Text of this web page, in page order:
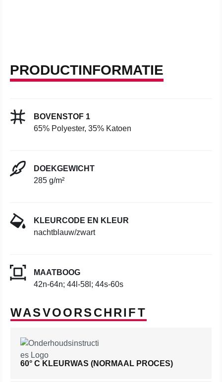
PRODUCTINFORMATIE
BOVENSTOF 1
65% Polyester, 35% Katoen
DOEKGEWICHT
285 g/m²
KLEURCODE EN KLEUR
nachtblauw/zwart
MAATBOOG
42n-64n; 44l-58l; 44s-60s
WASVOORSCHRIFT
60° C KLEURWAS (NORMAAL PROCES)